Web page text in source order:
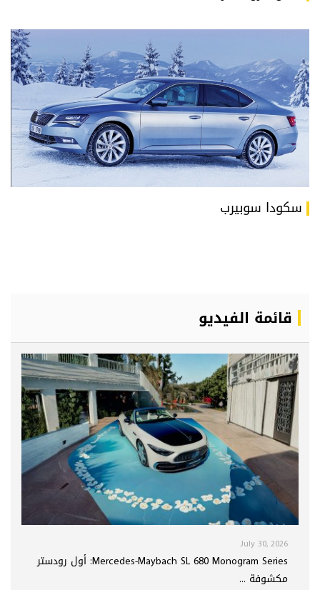
سكودا سوبيرب
قائمة الفيديو
July 30, 2026
Mercedes-Maybach SL 680 Monogram Series: أول رودستر
مكشوفة ...